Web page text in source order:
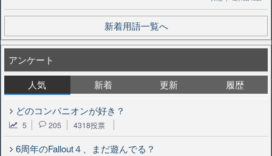
新着用語一覧へ
アンケート
人気
新着 更新 履歴
どのコンパニオンが好き？
5 205 4318投票
6周年のFallout４、まだ遊んでる？